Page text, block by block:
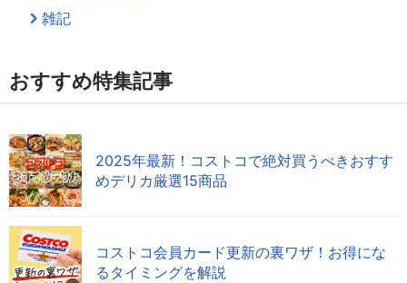
雑記
おすすめ特集記事
2025年最新！コストコで絶対買うべきおすす
めデリカ厳選15商品
コストコ会員カード更新の裏ワザ！お得にな
るタイミングを解説